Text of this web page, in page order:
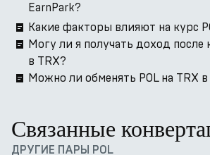
EarnPark?
Какие факторы влияют на курс
Могу ли я получать доход после
в TRX?
Можно ли обменять POL на TRX в
Связанные
ДРУГИЕ ПАРЫ POL